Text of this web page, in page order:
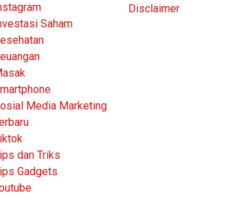
Saham
Media Marketing
dan Triks
Gadgets
Disclaimer